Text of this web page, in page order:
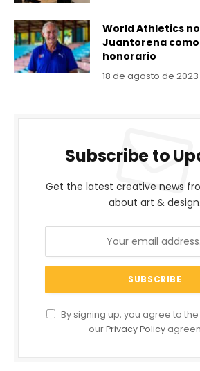
World Athletics
Juantorena
honorario
18 de agosto de 2023
Subscribe to
Get the latest creative news
about art & design.
By signing up, you agree to
ourPrivacy Policy